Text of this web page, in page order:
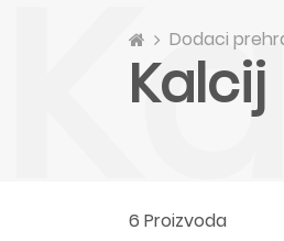
Dodaci
Kalcij
6 Proizvoda